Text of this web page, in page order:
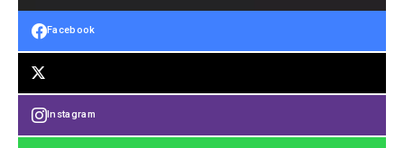
Facebook
Instagram